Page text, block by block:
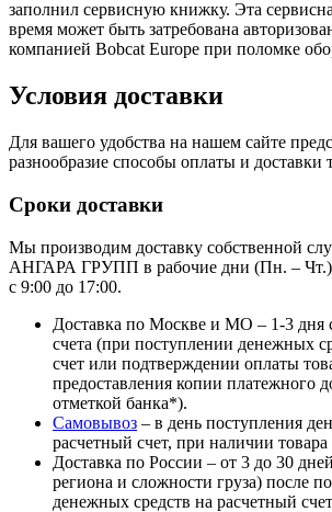
заполнил сервисную книжку. Эта
время может быть затребована
компанией Bobcat Europe при поломке
Условия доставки
Для вашего удобства на нашем сайте
разнообразие способы оплаты и доставки
Сроки доставки
Мы производим доставку собственной
АНГАРА ГРУПП в рабочие дни (Пн. – Чт.)
с 9:00 до 17:00.
Доставка по Москве и МО – 1-3 дня
счета (при поступлении денежных
счет или подтверждении оплаты
предоставления копии платежного
отметкой банка*).
Самовывоз – в день поступления
расчетный счет, при наличии товара
Доставка по России – от 3 до 30
региона и сложности груза) после
денежных средств на расчетный